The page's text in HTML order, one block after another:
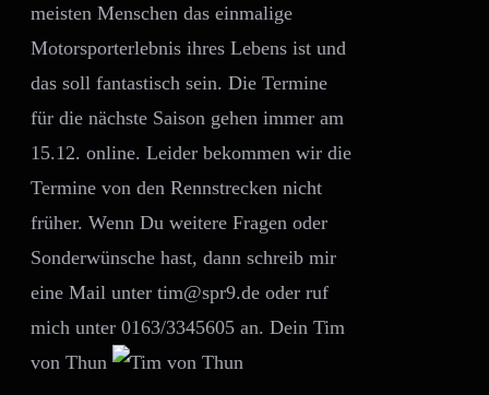
meisten Menschen das einmalige
Motorsporterlebnis ihres Lebens ist und
das soll fantastisch sein. Die Termine
für die nächste Saison gehen immer am
15.12. online. Leider bekommen wir die
Termine von den Rennstrecken nicht
früher. Wenn Du weitere Fragen oder
Sonderwünsche hast, dann schreib mir
eine Mail unter tim@spr9.de oder ruf
mich unter 0163/3345605 an. Dein Tim
von Thun